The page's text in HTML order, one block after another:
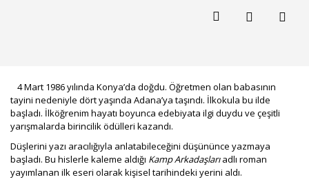
4 Mart 1986 yılında Konya’da doğdu. Öğretmen olan babasının
tayini nedeniyle dört yaşında Adana’ya taşındı. İlkokula bu ilde
başladı. İlköğrenim hayatı boyunca edebiyata ilgi duydu ve çeşitli
yarışmalarda birincilik ödülleri kazandı.
Düşlerini yazı aracılığıyla anlatabileceğini düşününce yazmaya
başladı. Bu hislerle kaleme aldığı Kamp Arkadaşları adlı roman
yayımlanan ilk eseri olarak kişisel tarihindeki yerini aldı.